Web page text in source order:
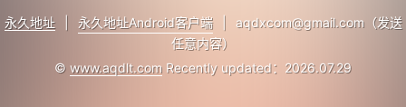
永久地址 永久地址Android客户端
aqdxcom@gmail.com（发送
任意内容）
© www.aqdlt.com Recently updated：2026.07.29